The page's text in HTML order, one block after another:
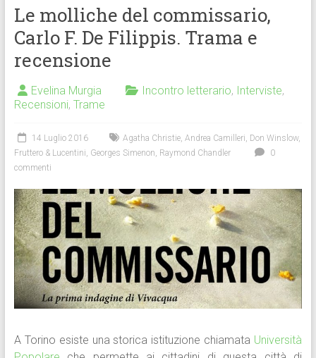
Le molliche del commissario,
Carlo F. De Filippis. Trama e
recensione
Evelina Murgia Incontro letterario, Interviste,
Recensioni, Trame
14 Luglio 2016 Agatha Christie, Andrea Camilleri Don Winslow,
Fruttero & Lucentini Georges Simenon Raymond Chandler
0
commenti
A Torino esiste una storica istituzione chiamata Università